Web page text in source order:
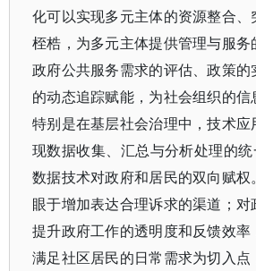
化可以实现多元主体的资源整合、
桎梏，为多元主体提供管理与服务
政府公共服务需求的评估、政策
的动态追踪赋能，为社会组织的信
特别是在基层社会治理中，技术
现数据收集、汇总与分析处理的统
数据技术对政府和居民的双向赋
眼于增加表达合理诉求的渠道；
提升政府工作的透明度和反馈效率
满足社区居民的日常需求为切入点